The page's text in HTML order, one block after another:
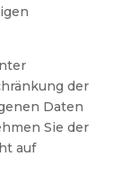
der
Daten
Sie der
auf